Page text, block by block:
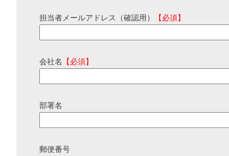
担当者メールアドレス（確認用） 【必須】
会社名 【必須】
部署名
郵便番号